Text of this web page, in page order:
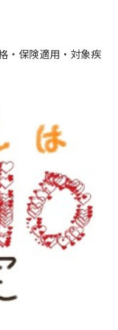
ダを。
・保険適用・対象疾